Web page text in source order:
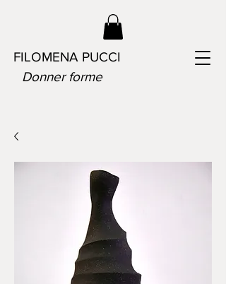
FILOMENA PUCCI
Donner forme